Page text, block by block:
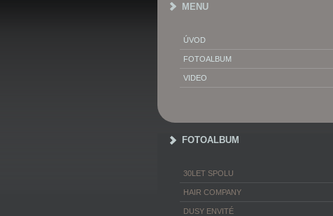
MENU
ÚVOD
FOTOALBUM
VIDEO
FOTOALBUM
30LET SPOLU
HAIR COMPANY
DUSY ENVITÉ